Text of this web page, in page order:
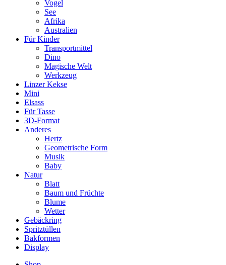
Vogel
See
Afrika
Australien
Für Kinder
Transportmittel
Dino
Magische Welt
Werkzeug
Linzer Kekse
Mini
Elsass
Für Tasse
3D-Format
Anderes
Hertz
Geometrische Form
Musik
Baby
Natur
Blatt
Baum und Früchte
Blume
Wetter
Gebäckring
Spritztüllen
Bakformen
Display